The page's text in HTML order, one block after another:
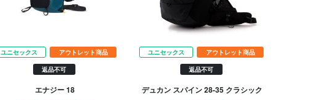
ユニセックス アウトレット商品
返品不可
エナジー 18
ユニセックス アウトレット商品
返品不可
デュカン スパイン 28-35 クラシック